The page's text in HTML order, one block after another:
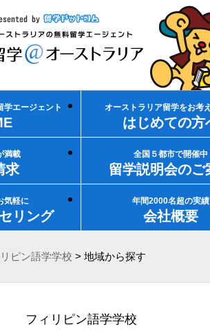
学エージェント オーストラリア留学をお考
はじめての方
満載
求
全国５都市で開催中
留学説明会のご
気軽に
リング
年間2000名超の実績
会社概要
ピン語学学校 > 地域から探す
フィリピン語学学校